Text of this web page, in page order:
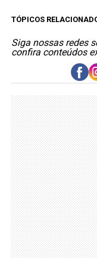
TÓPICOS
Siga nossas redes
confira conteúdos